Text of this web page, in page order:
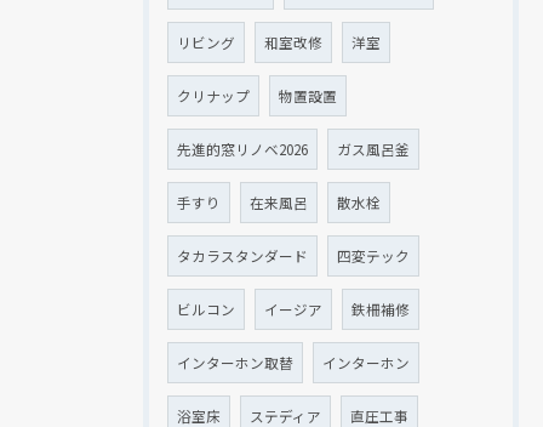
リビング 和室改修 洋室
クリナップ 物置設置
先進的窓リノベ2026 ガス風呂釜
手すり 在来風呂 散水栓
タカラスタンダード 四変テック
ビルコン イージア 鉄柵補修
インターホン取替 インターホン
浴室床 ステディア 直圧工事